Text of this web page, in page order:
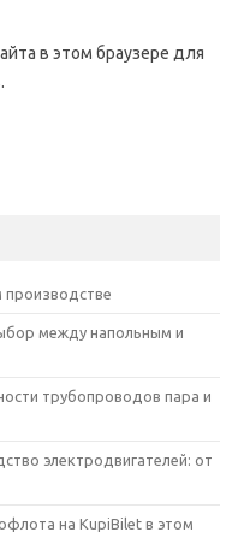
в этом браузере для
между напольным и
трубопроводов пара и
электродвигателей: от
на KupiBilet в этом